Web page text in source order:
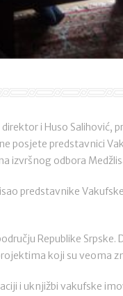
i Huso Salihović,
posjete predstavnici
izvršnog odbora
predstavnike
Republike
koji su veoma
i uknjižbi vakufske